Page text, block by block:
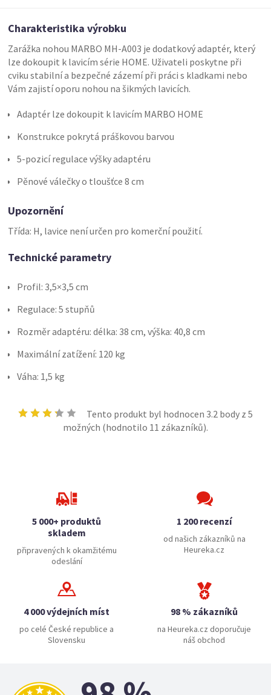
Charakteristika výrobku
Zarážka nohou MARBO MH-A003 je dodatkový adaptér, který
lze dokoupit k lavicím série HOME. Uživateli poskytne při
cviku stabilní a bezpečné zázemí při práci s kladkami nebo
Vám zajistí oporu nohou na šikmých lavicích.
Adaptér lze dokoupit k lavicím MARBO HOME
Konstrukce pokrytá práškovou barvou
5-pozicí regulace výšky adaptéru
Pěnové válečky o tloušťce 8 cm
Upozornění
Třída: H, lavice není určen pro komerční použití.
Technické parametry
Profil: 3,5×3,5 cm
Regulace: 5 stupňů
Rozměr adaptéru: délka: 38 cm, výška: 40,8 cm
Maximální zatížení: 120 kg
Váha: 1,5 kg
Tento produkt byl hodnocen 3.2body z 5
možných (hodnotilo 11 zákazníků).
5 000+ produktů
skladem
připravených k okamžitému
odeslání
1 200 recenzí
od našich zákazníků na
Heureka.cz
4 000 výdejních míst
po celé České republice a
Slovensku
98 % zákazníků
na Heureka.cz doporučuje
náš obchod